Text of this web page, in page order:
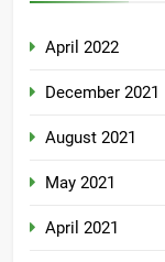
April 2022
December 2021
August 2021
May 2021
April 2021